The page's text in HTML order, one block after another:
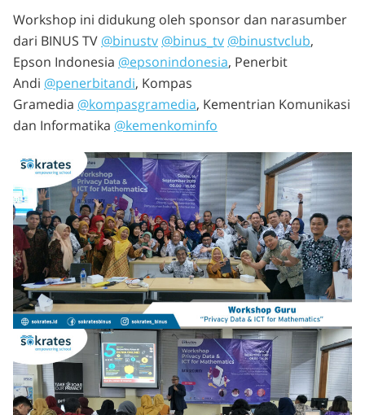
Workshop ini didukung oleh sponsor dan narasumber
dari BINUS TV @binustv @binus_tv @binustvclub,
Epson Indonesia @epsonindonesia, Penerbit
Andi @penerbitandi, Kompas
Gramedia @kompasgramedia, Kementrian Komunikasi
dan Informatika @kemenkominfo